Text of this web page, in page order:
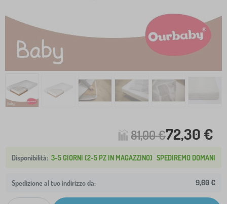
81,00 €72,30 €
3-5 GIORNI (2-5 PZ IN MAGAZZINO) SPEDIREMO DOMANI
Spedizione al tuo indirizzo da: 9,60 €